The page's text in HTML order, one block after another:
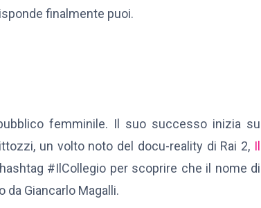
finalmente puoi.
femminile. Il suo successo inizia su
un volto noto del docu-reality di Rai 2, Il
#IlCollegio per scoprire che il nome di
da Giancarlo Magalli.